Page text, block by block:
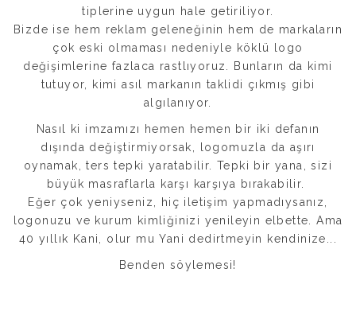
tiplerine uygun hale getiriliyor.
Bizde ise hem reklam geleneğinin hem de markaların
çok eski olmaması nedeniyle köklü logo
değişimlerine fazlaca rastlıyoruz. Bunların da kimi
tutuyor, kimi asıl markanın taklidi çıkmış gibi
algılanıyor.
Nasıl ki imzamızı hemen hemen bir iki defanın
dışında değiştirmiyorsak, logomuzla da aşırı
oynamak, ters tepki yaratabilir. Tepki bir yana, sizi
büyük masraflarla karşı karşıya bırakabilir.
Eğer çok yeniyseniz, hiç iletişim yapmadıysanız,
logonuzu ve kurum kimliğinizi yenileyin elbette. Ama
40 yıllık Kani, olur mu Yani dedirtmeyin kendinize...
Benden söylemesi!